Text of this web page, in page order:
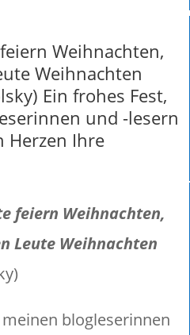
Weihnachten,
Weihnachten
Ein frohes Fest,
und -lesern
Herzen Ihre
feiern Weihnachten,
Leute Weihnachten
blogleserinnen